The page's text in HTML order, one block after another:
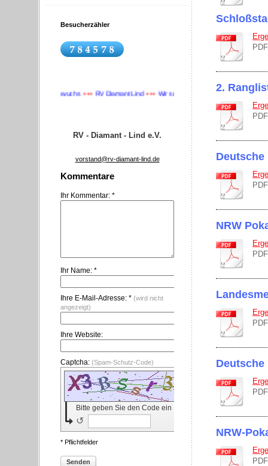
Besucherzähler
suchen Nachwuchs+++RV Diamant Lind+++Wir suchen Nachwuchs +++
RV - Diamant - Lind e.V.
vorstand@rv-diamant-lind.de
Kommentare
Ihr Kommentar: *
Ihr Name: *
Ihre E-Mail-Adresse: * (wird nicht
angezeigt)
Ihre Website:
Captcha: (Spam-Schutz-Code)
Bitte geben Sie den Code ein
↺
* Pflichtfelder
Senden
2.
NRW
NRW-